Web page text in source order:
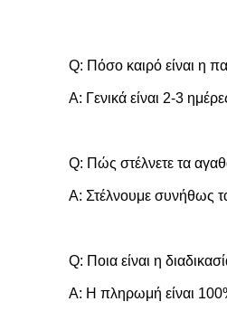
Q: Πόσο καιρό είναι η
Α: Γενικά είναι 2-3
Q: Πώς στέλνετε τα
Α: Στέλνουμε συνήθως
Q: Ποια είναι η
Α: Η πληρωμή είναι